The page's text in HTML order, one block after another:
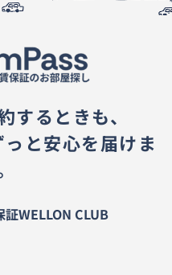
するときも、
と安心を届けま
証WELLON CLUB